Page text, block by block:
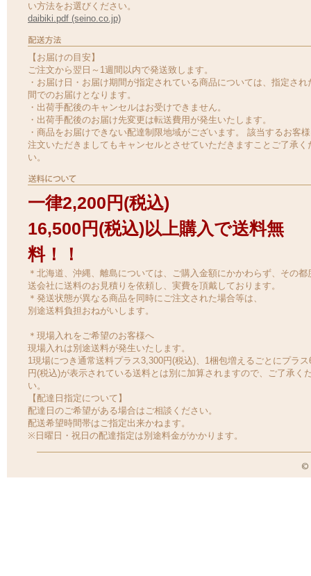
い方法をお選びください。
daibiki.pdf (seino.co.jp)
【お届けの目安】
ご注文から翌日～1週間以内で発送致します。
・お届け日・お届け期間が指定されている商品については、指定され
間でのお届けとなります。
・出荷手配後のキャンセルはお受けできません。
・出荷手配後のお届け先変更は転送費用が発生いたします。
・商品をお届けできない配達制限地域がございます。 該当するお客
注文いただきましてもキャンセルとさせていただきますことご了承く
い。
一律2,200円(税込)
16,500円(税込)以上購入で送料無
料！！
＊北海道、沖縄、離島については、ご購入金額にかかわらず、その都
送会社に送料のお見積りを依頼し、実費を頂戴しております。
＊発送状態が異なる商品を同時にご注文された場合等は、
別途送料負担おねがいします。
＊現場入れをご希望のお客様へ
現場入れは別途送料が発生いたします。
1現場につき通常送料プラス3,300円(税込)、1梱包増えるごとにプラス
円(税込)が表示されている送料とは別に加算されますので、ご了承く
い。
【配達日指定について】
配達日のご希望がある場合はご相談ください。
配送希望時間帯はご指定出来かねます。
※日曜日・祝日の配達指定は別途料金がかかります。